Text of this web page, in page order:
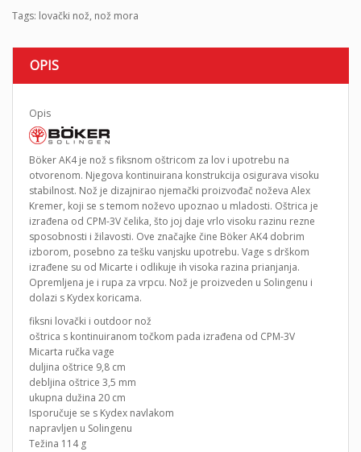
Tags: lovački nož, nož mora
OPIS
Opis
Böker AK4 je nož s fiksnom oštricom za lov i upotrebu na
otvorenom. Njegova kontinuirana konstrukcija osigurava visoku
stabilnost. Nož je dizajnirao njemački proizvođač noževa Alex
Kremer, koji se s temom noževo upoznao u mladosti. Oštrica je
izrađena od CPM-3V čelika, što joj daje vrlo visoku razinu rezne
sposobnosti i žilavosti. Ove značajke čine Böker AK4 dobrim
izborom, posebno za tešku vanjsku upotrebu. Vage s drškom
izrađene su od Micarte i odlikuje ih visoka razina prianjanja.
Opremljena je i rupa za vrpcu. Nož je proizveden u Solingenu i
dolazi s Kydex koricama.
fiksni lovački i outdoor nož
oštrica s kontinuiranom točkom pada izrađena od CPM-3V
Micarta ručka vage
duljina oštrice 9,8 cm
debljina oštrice 3,5 mm
ukupna dužina 20 cm
Isporučuje se s Kydex navlakom
napravljen u Solingenu
Težina 114 g